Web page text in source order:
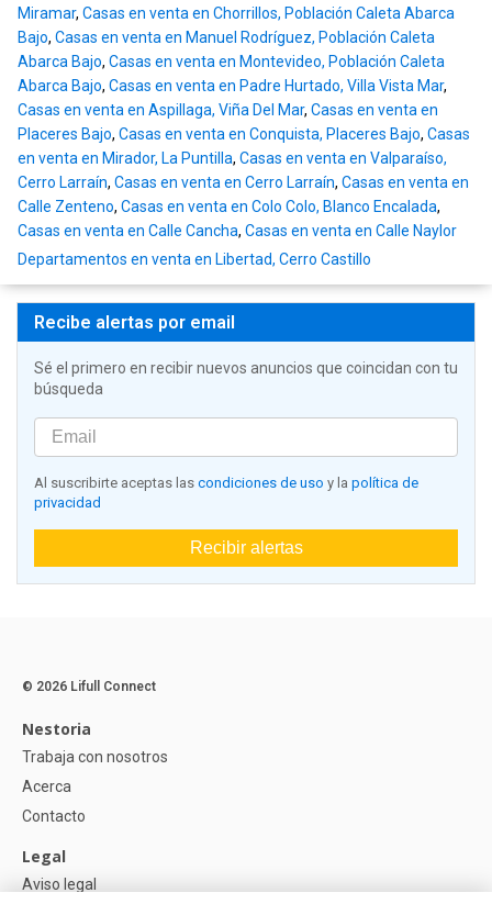
Miramar, Casas en venta en Chorrillos, Población Caleta Abarca
Bajo, Casas en venta en Manuel Rodríguez, Población Caleta
Abarca Bajo, Casas en venta en Montevideo, Población Caleta
Abarca Bajo, Casas en venta en Padre Hurtado, Villa Vista Mar,
Casas en venta en Aspillaga, Viña Del Mar, Casas en venta en
Placeres Bajo, Casas en venta en Conquista, Placeres Bajo, Casas
en venta en Mirador, La Puntilla, Casas en venta en Valparaíso,
Cerro Larraín, Casas en venta en Cerro Larraín, Casas en venta en
Calle Zenteno, Casas en venta en Colo Colo, Blanco Encalada,
Casas en venta en Calle Cancha, Casas en venta en Calle Naylor
Departamentos en venta en Libertad, Cerro Castillo
Recibe alertas por email
Sé el primero en recibir nuevos anuncios que coincidan con tu
búsqueda
Al suscribirte aceptas las condiciones de uso y la política de
privacidad
Recibir alertas
© 2026 Lifull Connect
Nestoria
Trabaja con nosotros
Acerca
Contacto
Legal
Aviso legal